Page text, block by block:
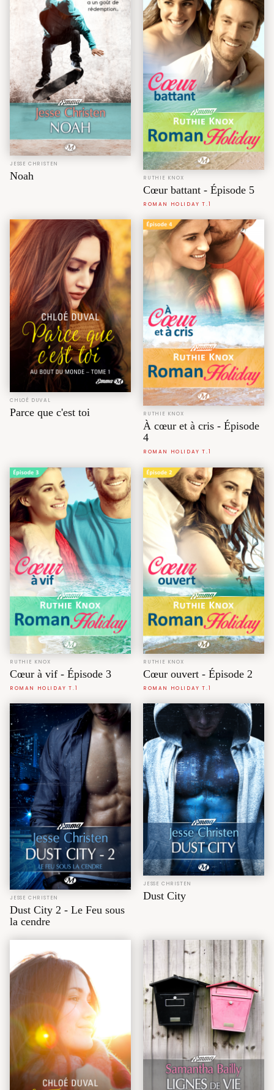
JESSE CHRISTEN
Noah RUTHIE KNOX
Cœur battant - Épisode 5
ROMAN HOLIDAY T.1
CHLOÉ DUVAL
Parce que c'est toi RUTHIE KNOX
À cœur et à cris - Épisode
4
ROMAN HOLIDAY T.1
RUTHIE KNOX
Cœur à vif - Épisode 3
ROMAN HOLIDAY T.1
RUTHIE KNOX
Cœur ouvert - Épisode 2
ROMAN HOLIDAY T.1
JESSE CHRISTEN
Dust City 2 - Le Feu sous
la cendre
JESSE CHRISTEN
Dust City